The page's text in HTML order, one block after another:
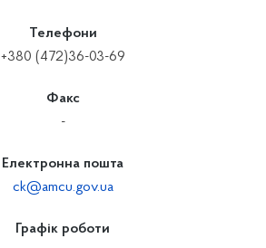
Телефони
+380 (472)36-03-69
Факс
-
Електронна пошта
ck@amcu.gov.ua
Графік роботи